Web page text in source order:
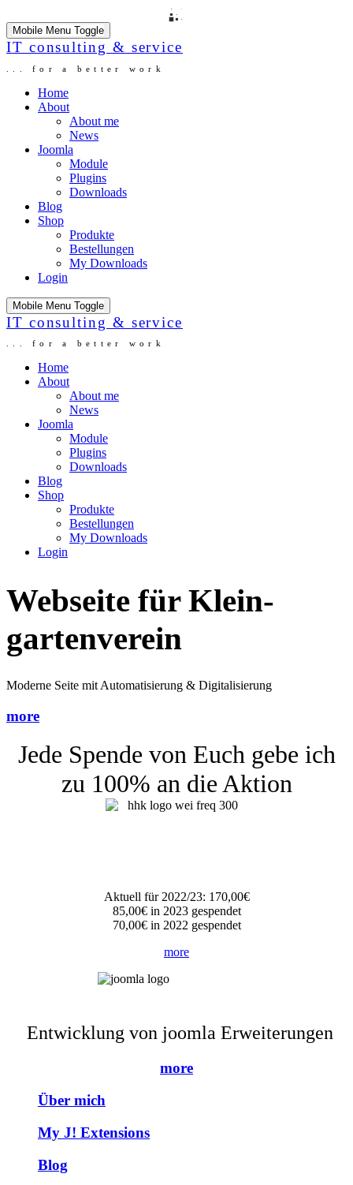
Mobile Menu Toggle
IT consulting & service
... for a better work
Home
About
About me
News
Joomla
Module
Plugins
Downloads
Blog
Shop
Produkte
Bestellungen
My Downloads
Login
Mobile Menu Toggle
IT consulting & service
... for a better work
Home
About
About me
News
Joomla
Module
Plugins
Downloads
Blog
Shop
Produkte
Bestellungen
My Downloads
Login
Webseite für Klein­
garten­verein
Moderne Seite mit Automatisierung & Digitalisierung
more
Jede Spende von Euch gebe ich
zu 100% an die Aktion
Aktuell für 2022/23: 170,00€
85,00€ in 2023 gespendet
70,00€ in 2022 gespendet
more
Entwicklung von joomla Erweiterungen
more
Über mich
My J! Extensions
Blog